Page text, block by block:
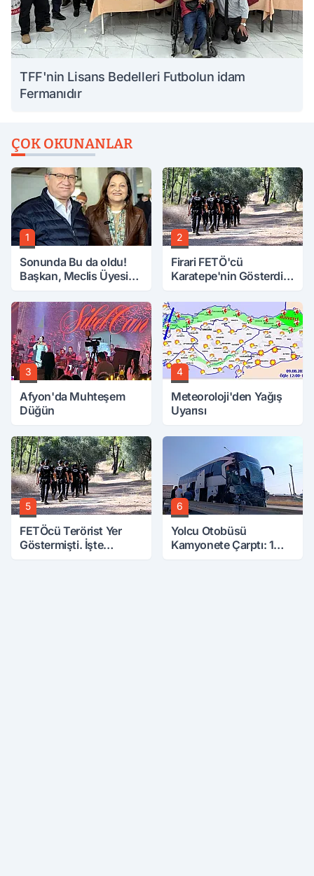
TFF'nin Lisans Bedelleri Futbolun idam
Fermanıdır
ÇOK OKUNANLAR
1
Sonunda Bu da oldu!
Başkan, Meclis Üyesini
Attırdı
2
Firari FETÖ'cü
Karatepe'nin Gösterdiği
Aranıyor
3
Afyon'da Muhteşem
Düğün
4
Meteoroloji'den Yağış
Uyarısı
5
FETÖcü Terörist Yer
Göstermişti. İşte
6
Yolcu Otobüsü
Kamyonete Çarptı: 1